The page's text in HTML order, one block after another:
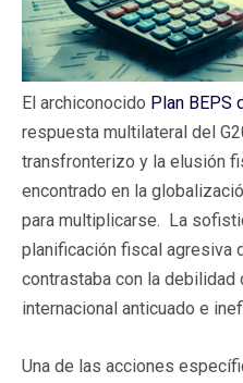
El archiconocido Plan BEPS
respuesta multilateral del
transfronterizo y la elusión
encontrado en la
para multiplicarse. La
planificación fiscal agresiva
contrastaba con la
internacional anticuado e
Una de las acciones